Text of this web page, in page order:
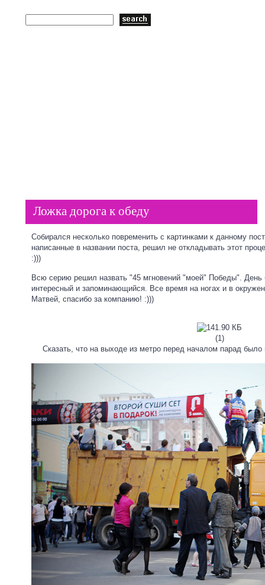
Ложка дорога к обеду
Собирался несколько повременить с картинками к данному
написанные в названии поста, решил не откладывать этот
:)))
Всю серию решил назвать "45 мгновений "моей" Победы".
интересный и запоминающийся. Все время на ногах и в
Матвей, спасибо за компанию! :)))
(1)
Сказать, что на выходе из метро перед началом парад было